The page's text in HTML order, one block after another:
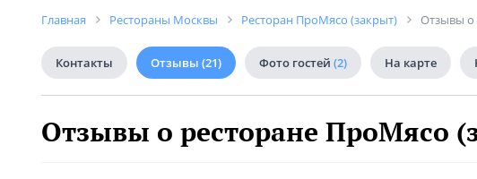
Главная Рестораны Москвы Ресторан ПроМясо (закрыт) Отзывы о
Контакты Отзывы (21) Фото гостей (2) На карте
Отзывы о ресторане ПроМясо